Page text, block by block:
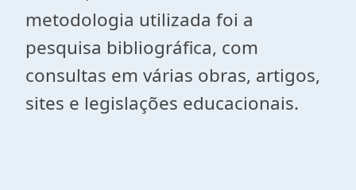
metodologia utilizada foi a
pesquisa bibliográfica, com
consultas em várias obras, artigos,
sites e legislações educacionais.